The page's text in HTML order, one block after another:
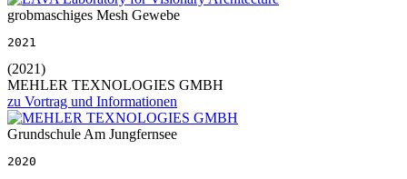
grobmaschiges Mesh Gewebe
2021
(2021)
MEHLER TEXNOLOGIES GMBH
zu Vortrag und Informationen
Grundschule Am Jungfernsee
2020